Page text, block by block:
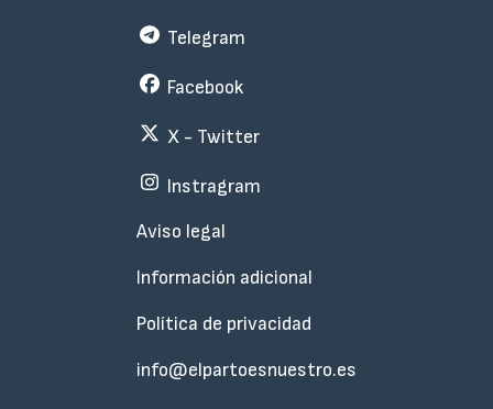
Subfooter
Telegram
Facebook
X - Twitter
Instragram
Aviso legal
Información adicional
Política de privacidad
info@elpartoesnuestro.es